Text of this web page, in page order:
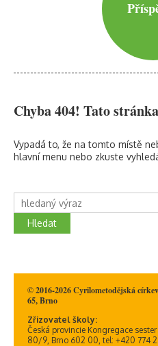
Chyba 404! Tato
Vypadá to, že na tomto místě
hlavní menu nebo zkuste
Hledat
© 2016-2026 Cyrilometodějská
65, Brno
Zřizovatel školy:
Česká provincie Kongregace
80/9, Brno 602 00, tel: +420 774